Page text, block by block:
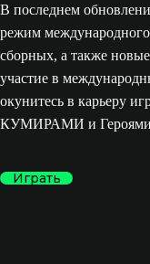
В последнем
режим
сборных, а также
участие в
окунитесь в карьеру
КУМИРАМИ и
Играть